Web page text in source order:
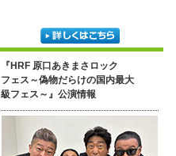
『HRF 原口あきまさロック
フェス～偽物だらけの国内最大
級フェス～』公演情報